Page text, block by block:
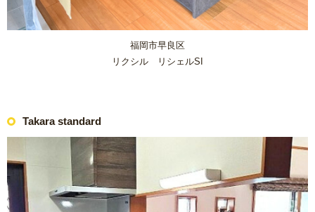
福岡市早良区
リクシル リシェルSI
Takara standard